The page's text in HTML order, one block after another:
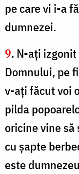
pe care vi i-a
dumnezei.
9. N-aţi
Domnului, pe
v-aţi făcut voi
pilda
oricine vine să
cu şapte
este